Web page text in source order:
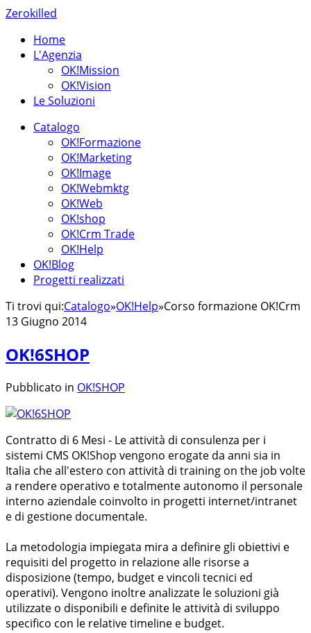
Zerokilled
Home
L'Agenzia
OK!Mission
OK!Vision
Le Soluzioni
Catalogo
OK!Formazione
OK!Marketing
OK!Image
OK!Webmktg
OK!Web
OK!shop
OK!Crm Trade
OK!Help
OK!Blog
Progetti realizzati
Ti trovi qui:Catalogo»OK!Help»Corso formazione OK!Crm
13 Giugno 2014
OK!6SHOP
Pubblicato in OK!SHOP
Contratto di 6 Mesi - Le attività di consulenza per i
sistemi CMS OK!Shop vengono erogate da anni sia in
Italia che all'estero con attività di training on the job volte
a rendere operativo e totalmente autonomo il personale
interno aziendale coinvolto in progetti internet/intranet
e di gestione documentale.
La metodologia impiegata mira a definire gli obiettivi e
requisiti del progetto in relazione alle risorse a
disposizione (tempo, budget e vincoli tecnici ed
operativi). Vengono inoltre analizzate le soluzioni già
utilizzate o disponibili e definite le attività di sviluppo
specifico con le relative timeline e budget.